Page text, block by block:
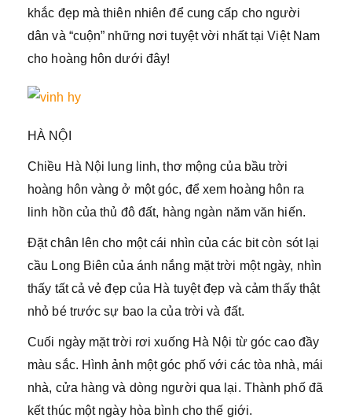
khắc đẹp mà thiên nhiên để cung cấp cho người
dân và “cuộn” những nơi tuyệt vời nhất tại Việt Nam
cho hoàng hôn dưới đây!
HÀ NỘI
Chiều Hà Nội lung linh, thơ mộng của bầu trời
hoàng hôn vàng ở một góc, để xem hoàng hôn ra
linh hồn của thủ đô đất, hàng ngàn năm văn hiến.
Đặt chân lên cho một cái nhìn của các bit còn sót lại
cầu Long Biên của ánh nắng mặt trời một ngày, nhìn
thấy tất cả vẻ đẹp của Hà tuyệt đẹp và cảm thấy thật
nhỏ bé trước sự bao la của trời và đất.
Cuối ngày mặt trời rơi xuống Hà Nội từ góc cao đầy
màu sắc. Hình ảnh một góc phố với các tòa nhà, mái
nhà, cửa hàng và dòng người qua lại. Thành phố đã
kết thúc một ngày hòa bình cho thế giới.